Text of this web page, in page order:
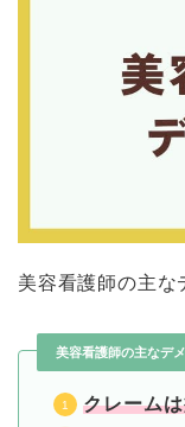
美容看護師の主な
美容看護師の主なデ
クレーム